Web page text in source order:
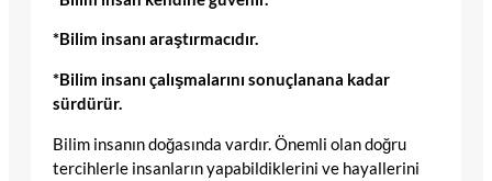
*Bilim insanı araştırmacıdır.
*Bilim insanı çalışmalarını sonuçlanana kadar
sürdürür.
Bilim insanın doğasında vardır. Önemli olan doğru
tercihlerle insanların yapabildiklerini ve hayallerini